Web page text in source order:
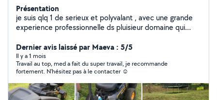
Présentation
je suis qlq 1 de serieux et polyvalant , avec une grande
experience professionnelle ds pluisieur domaine qui
Dernier avis laissé par Maeva : 5/5
Il y a 1 mois
Travail au top, med a fait du super travail, je recommande
fortement. N’hésitez pas à le contacter ☺️